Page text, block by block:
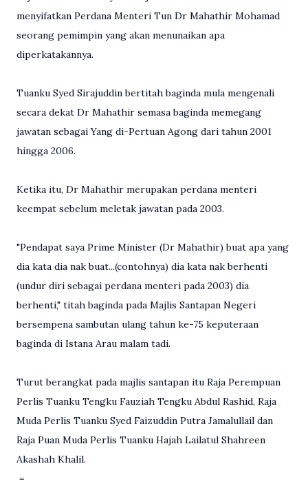
menyifatkan Perdana Menteri Tun Dr Mahathir Mohamad
seorang pemimpin yang akan menunaikan apa
diperkatakannya.
Tuanku Syed Sirajuddin bertitah baginda mula mengenali
secara dekat Dr Mahathir semasa baginda memegang
jawatan sebagai Yang di-Pertuan Agong dari tahun 2001
hingga 2006.
Ketika itu, Dr Mahathir merupakan perdana menteri
keempat sebelum meletak jawatan pada 2003.
"Pendapat saya Prime Minister (Dr Mahathir) buat apa yang
dia kata dia nak buat...(contohnya) dia kata nak berhenti
(undur diri sebagai perdana menteri pada 2003) dia
berhenti," titah baginda pada Majlis Santapan Negeri
bersempena sambutan ulang tahun ke-75 keputeraan
baginda di Istana Arau malam tadi.
Turut berangkat pada majlis santapan itu Raja Perempuan
Perlis Tuanku Tengku Fauziah Tengku Abdul Rashid, Raja
Muda Perlis Tuanku Syed Faizuddin Putra Jamalullail dan
Raja Puan Muda Perlis Tuanku Hajah Lailatul Shahreen
Akashah Khalil.
=